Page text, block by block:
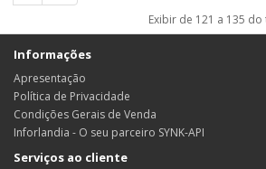
Exibir de 121 a 135
Informações
Apresentação
Política de Privacidade
Condições Gerais de Venda
Inforlandia - O seu parceiro SYNK-API
Serviços ao cliente